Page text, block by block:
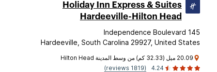
Holiday Inn Express & Suites
Hardeeville-Hilton Head
145 Independence Boulevard
Hardeeville, South Carolina 29927, United States
20.09 ميل (32.33 كم) من وسط المدينة Hilton Head
4.24
(1819 reviews)